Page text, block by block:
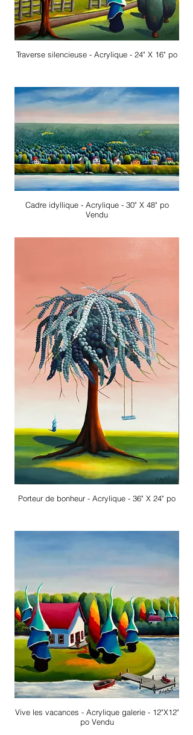
Traverse silencieuse - Acrylique - 24" X 16" po
Cadre idyllique - Acrylique - 30" X 48" po
Vendu
Porteur de bonheur - Acrylique - 36" X 24" po
Vive les vacances - Acrylique galerie - 12"X12"
po Vendu